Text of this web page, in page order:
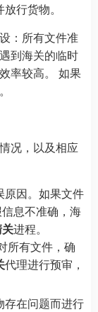
行货物。
：所有文件准
到海关的临时
率较高。 如果
况，以及相应
原因。如果文件
息不准确，海
进程。
所有文件，确
代理进行预审，
存在问题而进行